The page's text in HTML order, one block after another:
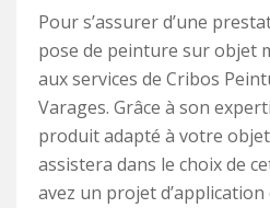
Pour s’assurer d’une
pose de peinture sur objet
aux services de Cribos
Varages. Grâce à son
produit adapté à votre
assistera dans le choix de
avez un projet